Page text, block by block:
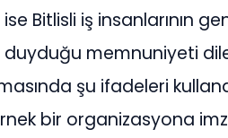
Bitlisli iş insanlarının
duyduğu memnuniyeti
şu ifadeleri
bir organizasyona